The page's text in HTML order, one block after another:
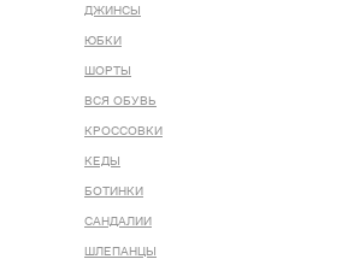
ДЖИНСЫ
ЮБКИ
ШОРТЫ
ВСЯ ОБУВЬ
КРОССОВКИ
КЕДЫ
БОТИНКИ
САНДАЛИИ
ШЛЕПАНЦЫ